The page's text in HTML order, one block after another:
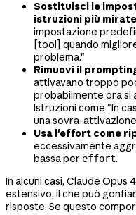
Sostituisci le
istruzioni più
impostazione
[tool] quando
problema."
Rimuovi il
attivavano troppo
probabilmente ora si
Istruzioni come "In
una sovra-
Usa l'effort come
eccessivamente
bassa per effort.
In alcuni casi, Claude
estensivo, il che può
risposte. Se questo